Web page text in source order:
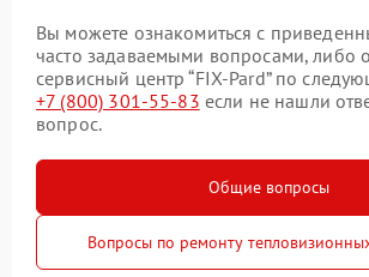
Вы можете ознакомиться с
часто задаваемыми вопросами, либо
сервисный центр “FIX-Pard” по
+7 (800) 301-55-83 если не нашли
вопрос.
Общие вопросы
Вопросы по ремонту